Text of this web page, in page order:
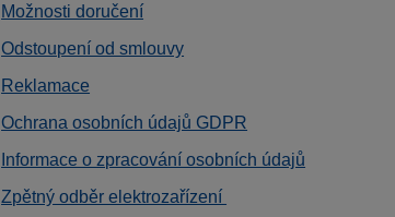
Možnosti doručení
Odstoupení od smlouvy
Reklamace
Ochrana osobních údajů GDPR
Informace o zpracování osobních údajů
Zpětný odběr elektrozařízení